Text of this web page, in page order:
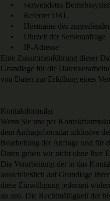
• verwendetes
• Referrer URL
• Hostname des
• Uhrzeit der Serveranfrage
• IP-Adresse
Eine Zusammenführung dieser
Grundlage für die
von Daten zur Erfüllung eines
Kontaktformular
Wenn Sie uns per
dem Anfrageformular inklusive
Bearbeitung der Anfrage und für
Daten geben wir nicht ohne Ihre
Die Verarbeitung der in das
ausschließlich auf Grundlage
diese Einwilligung jederzeit
an uns. Die Rechtmäßigkeit der